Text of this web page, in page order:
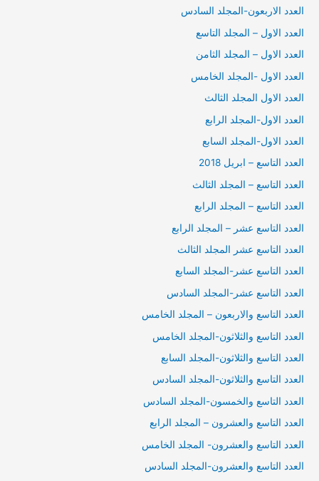
العدد الاربعون-المجلد السادس
العدد الاول – المجلد التاسع
العدد الاول – المجلد الثامن
العدد الاول -المجلد الخامس
العدد الاول المجلد الثالث
العدد الاول-المجلد الرابع
العدد الاول-المجلد السابع
العدد التاسع – ابريل 2018
العدد التاسع – المجلد الثالث
العدد التاسع – المجلد الرابع
العدد التاسع عشر – المجلد الرابع
العدد التاسع عشر المجلد الثالث
العدد التاسع عشر-المجلد السابع
العدد التاسع عشر-المجلد السادس
العدد التاسع والاربعون – المجلد الخامس
العدد التاسع والثلاثون-المجلد الخامس
العدد التاسع والثلاثون-المجلد السابع
العدد التاسع والثلاثون-المجلد السادس
العدد التاسع والخمسون-المجلد السادس
العدد التاسع والعشرون – المجلد الرابع
العدد التاسع والعشرون- المجلد الخامس
العدد التاسع والعشرون-المجلد السادس